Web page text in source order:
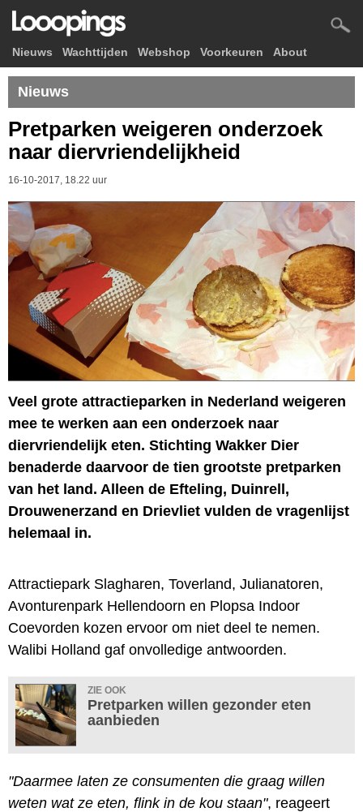
Nieuws Wachttijden Webshop Voorkeuren About
Nieuws
Pretparken weigeren onderzoek
naar diervriendelijkheid
16-10-2017, 18.22 uur
Veel grote attractieparken in Nederland weigeren
mee te werken aan een onderzoek naar
diervriendelijk eten. Stichting Wakker Dier
benaderde daarvoor de tien grootste pretparken
van het land. Alleen de Efteling, Duinrell,
Drouwenerzand en Drievliet vulden de vragenlijst
helemaal in.
Attractiepark Slagharen, Toverland, Julianatoren,
Avonturenpark Hellendoorn en Plopsa Indoor
Coevorden kozen ervoor om niet deel te nemen.
Walibi Holland gaf onvolledige antwoorden.
ZIE OOK
Pretparken willen gezonder eten
aanbieden
"Daarmee laten ze consumenten die graag willen
weten wat ze eten, flink in de kou staan", reageert